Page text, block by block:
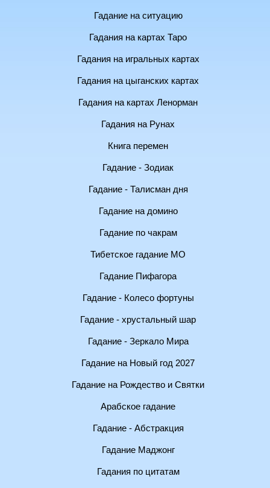
Гадание на ситуацию
Гадания на картах Таро
Гадания на игральных картах
Гадания на цыганских картах
Гадания на картах Ленорман
Гадания на Рунах
Книга перемен
Гадание - Зодиак
Гадание - Талисман дня
Гадание на домино
Гадание по чакрам
Тибетское гадание МО
Гадание Пифагора
Гадание - Колесо фортуны
Гадание - хрустальный шар
Гадание - Зеркало Мира
Гадание на Новый год 2027
Гадание на Рождество и Святки
Арабское гадание
Гадание - Абстракция
Гадание Маджонг
Гадания по цитатам